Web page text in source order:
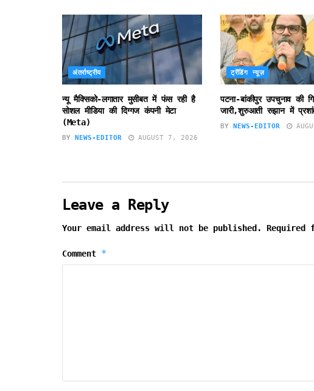
अंतर्राष्ट्रीय
न्यू मैक्सिको-लगातार मुसीबत में फंस रही है
सोशल मीडिया की दिग्गज कंपनी मेटा
(Meta)
BY NEWS-EDITOR AUGUST 7, 2026
ट्रेंडिंग न्यूज़
पटना-बांकीपुर उपचुनाव की
जारी,शुरुआती रुझान में
BY NEWS-EDITOR
Leave a Reply
Your email address will not be published. Required
Comment *